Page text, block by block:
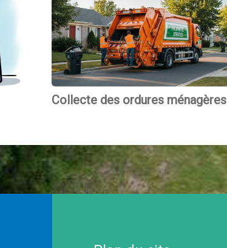
Collecte des ordures ménagères